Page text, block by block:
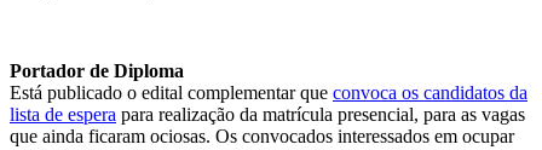
Portador de Diploma
Está publicado o edital complementar que convoca os candidatos da
lista de espera para realização da matrícula presencial, para as vagas
que ainda ficaram ociosas. Os convocados interessados em ocupar